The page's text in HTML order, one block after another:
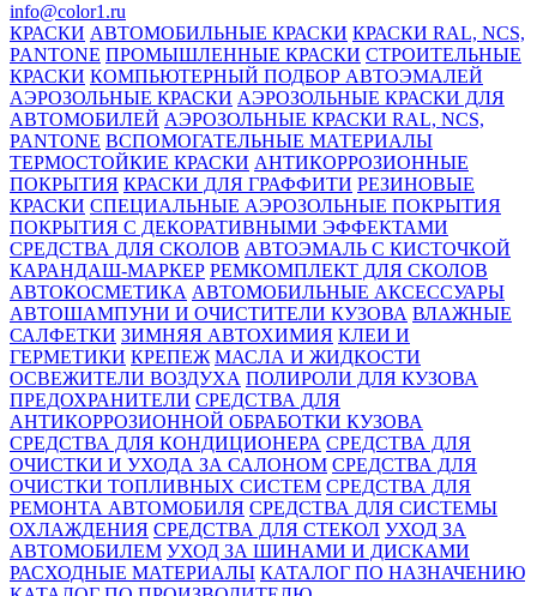
info@color1.ru
КРАСКИ АВТОМОБИЛЬНЫЕ КРАСКИ КРАСКИ RAL, NCS,
PANTONE ПРОМЫШЛЕННЫЕ КРАСКИ СТРОИТЕЛЬНЫЕ
КРАСКИ КОМПЬЮТЕРНЫЙ ПОДБОР АВТОЭМАЛЕЙ
АЭРОЗОЛЬНЫЕ КРАСКИ АЭРОЗОЛЬНЫЕ КРАСКИ ДЛЯ
АВТОМОБИЛЕЙ АЭРОЗОЛЬНЫЕ КРАСКИ RAL, NCS,
PANTONE ВСПОМОГАТЕЛЬНЫЕ МАТЕРИАЛЫ
ТЕРМОСТОЙКИЕ КРАСКИ АНТИКОРРОЗИОННЫЕ
ПОКРЫТИЯ КРАСКИ ДЛЯ ГРАФФИТИ РЕЗИНОВЫЕ
КРАСКИ СПЕЦИАЛЬНЫЕ АЭРОЗОЛЬНЫЕ ПОКРЫТИЯ
ПОКРЫТИЯ С ДЕКОРАТИВНЫМИ ЭФФЕКТАМИ
СРЕДСТВА ДЛЯ СКОЛОВ АВТОЭМАЛЬ С КИСТОЧКОЙ
КАРАНДАШ-МАРКЕР РЕМКОМПЛЕКТ ДЛЯ СКОЛОВ
АВТОКОСМЕТИКА АВТОМОБИЛЬНЫЕ АКСЕССУАРЫ
АВТОШАМПУНИ И ОЧИСТИТЕЛИ КУЗОВА ВЛАЖНЫЕ
САЛФЕТКИ ЗИМНЯЯ АВТОХИМИЯ КЛЕИ И
ГЕРМЕТИКИ КРЕПЕЖ МАСЛА И ЖИДКОСТИ
ОСВЕЖИТЕЛИ ВОЗДУХА ПОЛИРОЛИ ДЛЯ КУЗОВА
ПРЕДОХРАНИТЕЛИ СРЕДСТВА ДЛЯ
АНТИКОРРОЗИОННОЙ ОБРАБОТКИ КУЗОВА
СРЕДСТВА ДЛЯ КОНДИЦИОНЕРА СРЕДСТВА ДЛЯ
ОЧИСТКИ И УХОДА ЗА САЛОНОМ СРЕДСТВА ДЛЯ
ОЧИСТКИ ТОПЛИВНЫХ СИСТЕМ СРЕДСТВА ДЛЯ
РЕМОНТА АВТОМОБИЛЯ СРЕДСТВА ДЛЯ СИСТЕМЫ
ОХЛАЖДЕНИЯ СРЕДСТВА ДЛЯ СТЕКОЛ УХОД ЗА
АВТОМОБИЛЕМ УХОД ЗА ШИНАМИ И ДИСКАМИ
РАСХОДНЫЕ МАТЕРИАЛЫ КАТАЛОГ ПО НАЗНАЧЕНИЮ